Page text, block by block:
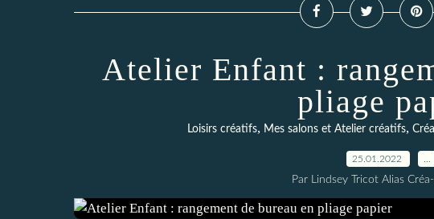
Atelier Enfant :
pliage
Loisirs créatifs, Mes salons et Atelier créatifs,
25.01.2022
Par Lindsey Tricot Alias